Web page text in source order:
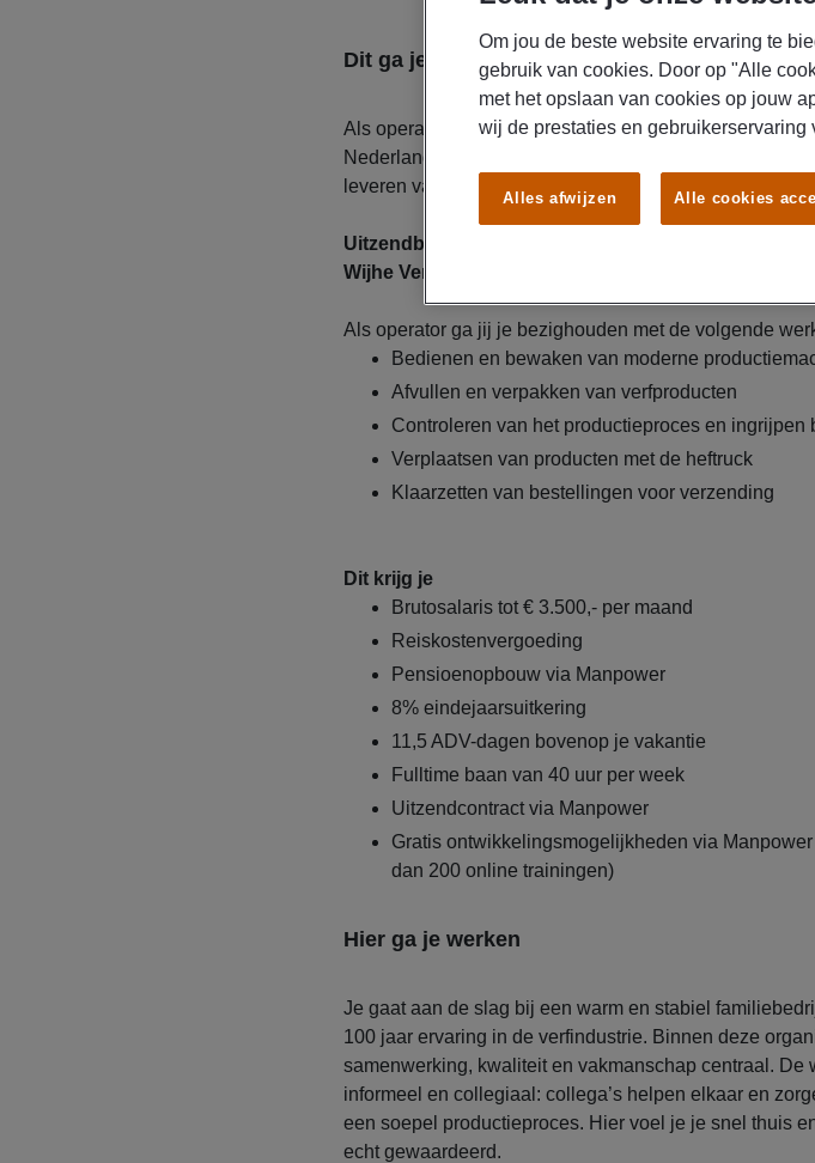
Dit ga je doen
Als operator bij onze opdrachtgever in Zwolle ga jij de
Nederland produceren. Dit doe je samen met een hecht
leveren van kwaliteit en innovatieve producten hoog in
Uitzendbureau Manpower zoekt een operator voor
Wijhe Verf in Zwolle.
Als operator ga jij je bezighouden met de volgende
Bedienen en bewaken van moderne
Afvullen en verpakken van verfproducten
Controleren van het productieproces en ingrijpen
Verplaatsen van producten met de heftruck
Klaarzetten van bestellingen voor verzending
Dit krijg je
Brutosalaris tot € 3.500,- per maand
Reiskostenvergoeding
Pensioenopbouw via Manpower
8% eindejaarsuitkering
11,5 ADV-dagen bovenop je vakantie
Fulltime baan van 40 uur per week
Uitzendcontract via Manpower
Gratis ontwikkelingsmogelijkheden via
dan 200 online trainingen)
Hier ga je werken
Je gaat aan de slag bij een warm en stabiel
100 jaar ervaring in de verfindustrie. Binnen deze
samenwerking, kwaliteit en vakmanschap centraal. De
informeel en collegiaal: collega’s helpen elkaar en
een soepel productieproces. Hier voel je je snel thuis
echt gewaardeerd.
Om jou de beste website ervaring te
gebruik van cookies. Door op "Alle
met het opslaan van cookies op jouw
wij de prestaties en gebruikerservaring
Alles afwijzen Alle cookies